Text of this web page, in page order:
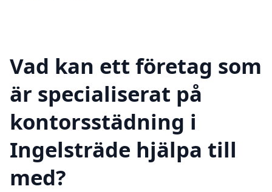
Vad kan ett företag som
är specialiserat på
kontorsstädning i
Ingelsträde hjälpa till
med?